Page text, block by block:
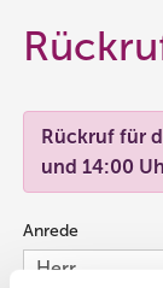
Rückruf für
und 14:00
Anrede